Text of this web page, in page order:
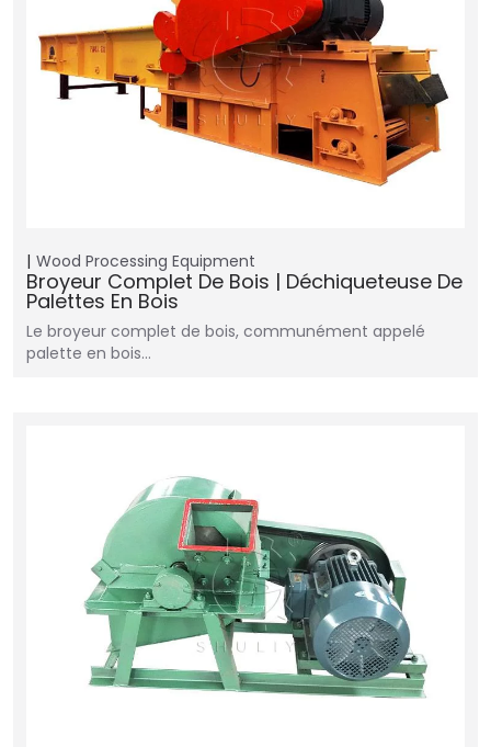
Wood Processing Equipment
Broyeur Complet De Bois | Déchiqueteuse De
Palettes En Bois
Le broyeur complet de bois, communément appelé
palette en bois…